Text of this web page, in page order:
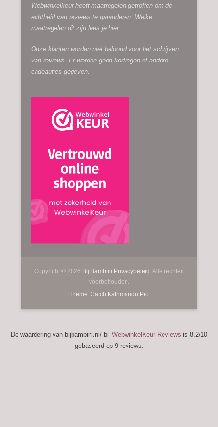
Webwinkelkeur heeft maatregelen getroffen om de
echtheid van reviews te garanderen. Welke
maatregelen dit zijn lees je hier.
Onze klanten worden niet beloond voor het schrijven
van reviews. Er worden geen kortingen of andere
cadeautjes gegeven.
Copyright © 2026 Bij Bambini Privacybeleid . Alle rechten
voorbehouden.
Theme: Catch Kathmandu Pro
De waardering van bijbambini.nl/ bij WebwinkelKeur Reviews is 8.2/10
gebaseerd op 9 reviews.